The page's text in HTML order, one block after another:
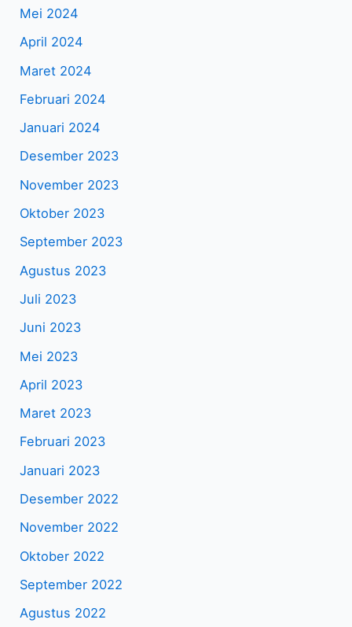
Mei 2024
April 2024
Maret 2024
Februari 2024
Januari 2024
Desember 2023
November 2023
Oktober 2023
September 2023
Agustus 2023
Juli 2023
Juni 2023
Mei 2023
April 2023
Maret 2023
Februari 2023
Januari 2023
Desember 2022
November 2022
Oktober 2022
September 2022
Agustus 2022